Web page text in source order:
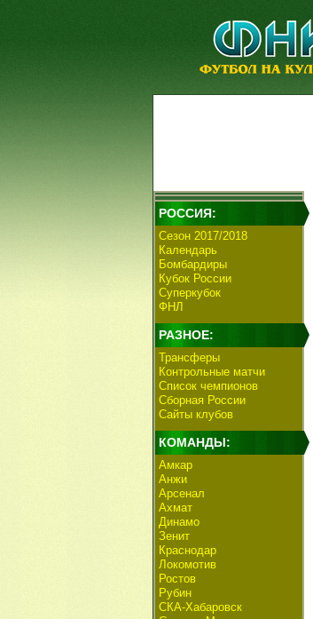
РОССИЯ:
Сезон 2017/2018
Календарь
Бомбардиры
Кубок России
Суперкубок
ФНЛ
РАЗНОЕ:
Трансферы
Контрольные матчи
Список чемпионов
Сборная России
Сайты клубов
КОМАНДЫ:
Амкар
Анжи
Арсенал
Ахмат
Динамо
Зенит
Краснодар
Локомотив
Ростов
Рубин
СКА-Хабаровск